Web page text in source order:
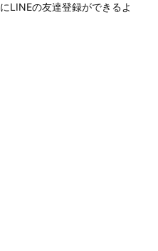
LINEの友達登録ができるよ